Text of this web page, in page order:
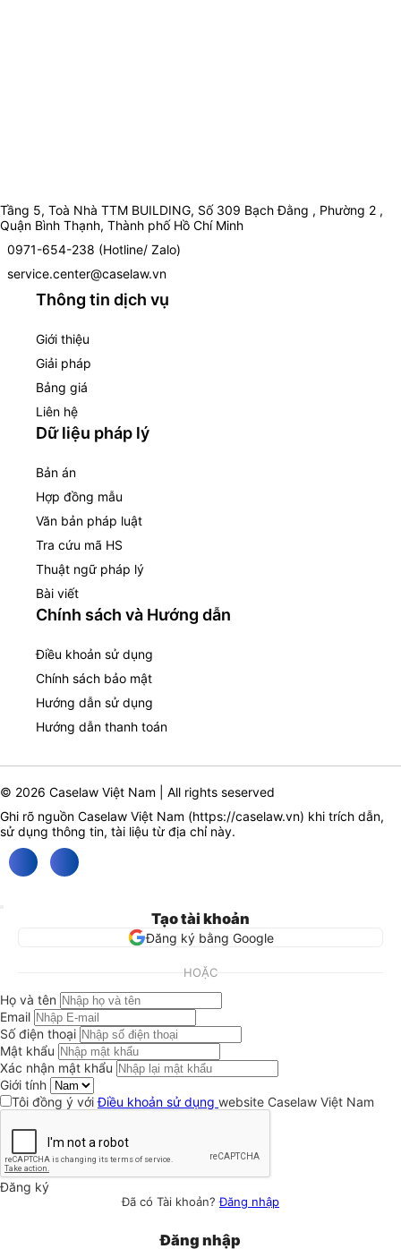
Tầng 5, Toà Nhà TTM BUILDING, Số 309 Bạch Đằng , Phường 2 ,
Quận Bình Thạnh, Thành phố Hồ Chí Minh
0971-654-238 (Hotline/ Zalo)
service.center@caselaw.vn
Thông tin dịch vụ
Giới thiệu
Giải pháp
Bảng giá
Liên hệ
Dữ liệu pháp lý
Bản án
Hợp đồng mẫu
Văn bản pháp luật
Tra cứu mã HS
Thuật ngữ pháp lý
Bài viết
Chính sách và Hướng dẫn
Điều khoản sử dụng
Chính sách bảo mật
Hướng dẫn sử dụng
Hướng dẫn thanh toán
© 2026 Caselaw Việt Nam | All rights seserved
Ghi rõ nguồn Caselaw Việt Nam (https://caselaw.vn) khi trích dẫn,
sử dụng thông tin, tài liệu từ địa chỉ này.
Tạo tài khoản
Đăng ký bằng Google
HOẶC
Họ và tên
Email
Số điện thoại
Mật khẩu
Xác nhận mật khẩu
Giới tính
Tôi đồng ý vớiĐiều khoản sử dụng website Caselaw Việt Nam
Đăng ký
Đã có Tài khoản?Đăng nhập
Đăng nhập